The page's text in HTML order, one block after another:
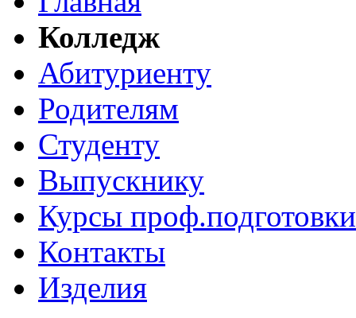
Колледж
Абитуриенту
Родителям
Студенту
Выпускнику
Курсы проф.подготовки
Контакты
Изделия